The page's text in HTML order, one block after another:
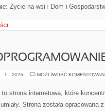
Życie na wsi i Dom i
- 1 - 2026 MOŻLIWOŚĆ
to strona internetowa, które
Strona została opracowana